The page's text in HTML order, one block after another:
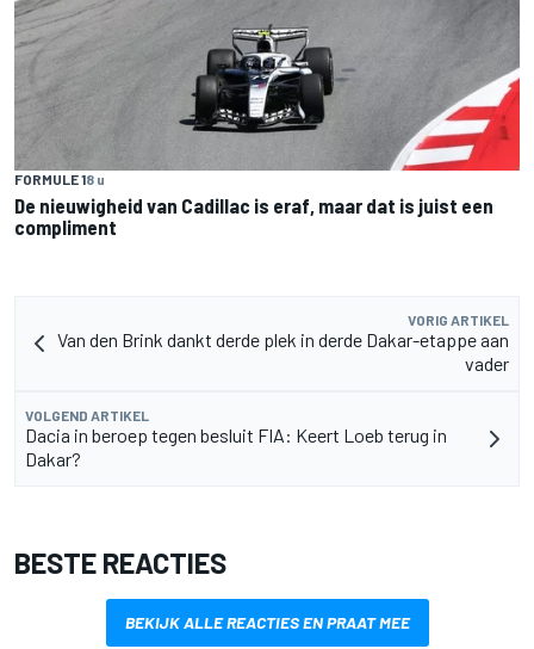
FORMULE 18 u
De nieuwigheid van Cadillac is eraf, maar dat is juist een
compliment
VORIG ARTIKEL
Van den Brink dankt derde plek in derde Dakar-etappe aan
vader
VOLGEND ARTIKEL
Dacia in beroep tegen besluit FIA: Keert Loeb terug in
Dakar?
BESTE REACTIES
BEKIJK ALLE REACTIES EN PRAAT MEE